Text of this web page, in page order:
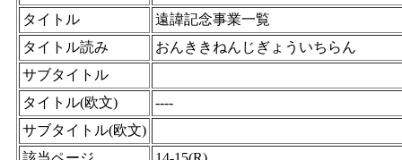
タイトル
遠諱記念事業一覧
タイトル読み
おんききねんじぎょういちらん
サブタイトル
タイトル(欧文)
----
サブタイトル(欧文)